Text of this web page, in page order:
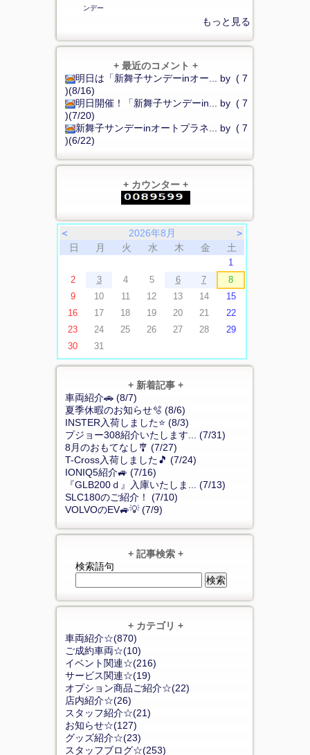
ンデー
もっと見る
+ 最近のコメント +
明日は「新舞子サンデーinオー... by ( 7
)(8/16)
明日開催！「新舞子サンデーin... by ( 7
)(7/20)
新舞子サンデーinオートプラネ... by ( 7
)(6/22)
+ カウンター +
＜ 2026年8月
＞
日
月 火 水 木 金 土
1
2
3 4 5 6 7
8
9
10 11 12 13 14
15
16
17 18 19 20 21
22
23
24 25 26 27 28
29
30
31
+ 新着記事 +
車両紹介🚗 (8/7)
夏季休暇のお知らせ🫧 (8/6)
INSTER入荷しました⭐ (8/3)
プジョー308紹介いたします... (7/31)
8月のおもてなし🎐 (7/27)
T-Cross入荷しました🎵 (7/24)
IONIQ5紹介🚙 (7/16)
『GLB200ｄ』入庫いたしま... (7/13)
SLC180のご紹介！ (7/10)
VOLVOのEV🚙💡 (7/9)
+ 記事検索 +
検索語句
+ カテゴリ +
車両紹介☆(870)
ご成約車両☆(10)
イベント関連☆(216)
サービス関連☆(19)
オプション商品ご紹介☆(22)
店内紹介☆(26)
スタッフ紹介☆(21)
お知らせ☆(127)
グッズ紹介☆(23)
スタッフブログ☆(253)